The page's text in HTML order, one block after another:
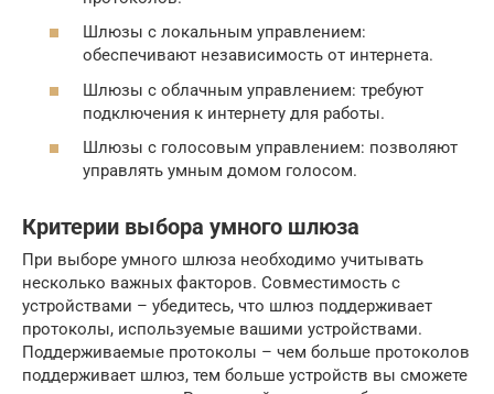
Шлюзы с локальным управлением:
обеспечивают независимость от интернета.
Шлюзы с облачным управлением: требуют
подключения к интернету для работы.
Шлюзы с голосовым управлением: позволяют
управлять умным домом голосом.
Критерии выбора умного шлюза
При выборе умного шлюза необходимо учитывать
несколько важных факторов. Совместимость с
устройствами – убедитесь, что шлюз поддерживает
протоколы, используемые вашими устройствами.
Поддерживаемые протоколы – чем больше протоколов
поддерживает шлюз, тем больше устройств вы сможете